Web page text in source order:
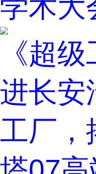
学术大
《超
进长安
工厂，